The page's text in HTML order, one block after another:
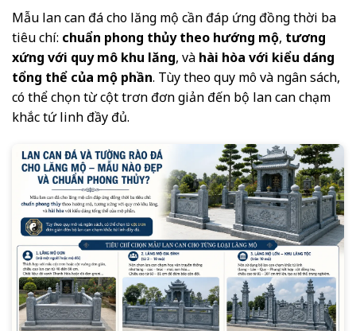
Mẫu lan can đá cho lăng mộ cần đáp ứng đồng thời ba
tiêu chí: chuẩn phong thủy theo hướng mộ, tương
xứng với quy mô khu lăng, và hài hòa với kiểu dáng
tổng thể của mộ phần. Tùy theo quy mô và ngân sách,
có thể chọn từ cột trơn đơn giản đến bộ lan can chạm
khắc tứ linh đầy đủ.